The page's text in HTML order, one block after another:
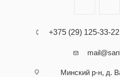
+375 (29) 125-33-22
Минский р-н, д.